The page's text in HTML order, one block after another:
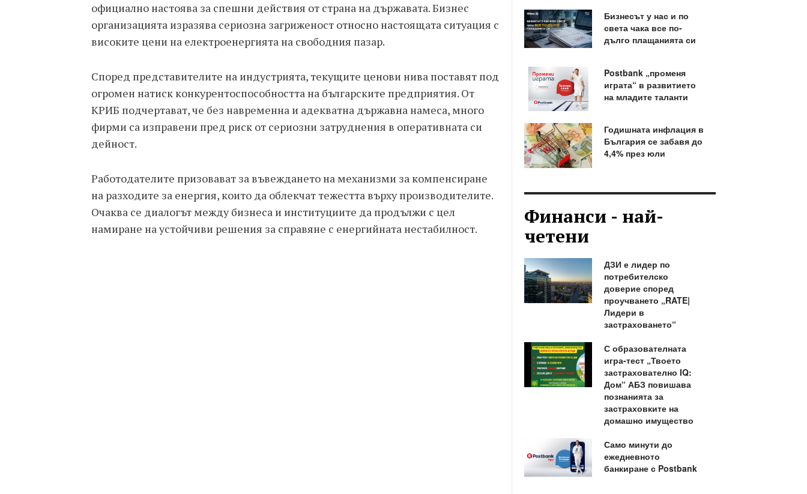
официално настоява за спешни действия от страна на държавата. Бизнес
организацията изразява сериозна загриженост относно настоящата ситуация с
високите цени на електроенергията на свободния пазар.
Според представителите на индустрията, текущите ценови нива поставят под
огромен натиск конкурентоспособността на българските предприятия. От
КРИБ подчертават, че без навременна и адекватна държавна намеса, много
фирми са изправени пред риск от сериозни затруднения в оперативната си
дейност.
Работодателите призовават за въвеждането на механизми за компенсиране
на разходите за енергия, които да облекчат тежестта върху производителите.
Очаква се диалогът между бизнеса и институциите да продължи с цел
намиране на устойчиви решения за справяне с енергийната нестабилност.
Бизнесът у нас и по
света чака все по-
дълго плащанията си
Postbank „променя
играта“ в развитието
на младите таланти
Годишната инфлация в
България се забавя до
4,4% през юли
Финанси - най-
четени
ДЗИ е лидер по
потребителско
доверие според
проучването „RATE|
Лидери в
застраховането“
С образователната
игра-тест „Твоето
застрахователно IQ:
Дом“ АБЗ повишава
познанията за
застраховките на
домашно имущество
Само минути до
ежедневното
банкиране с Postbank